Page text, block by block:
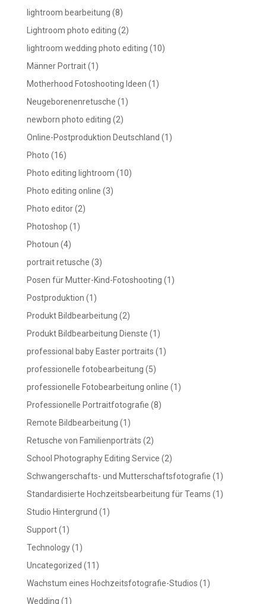
lightroom bearbeitung (8)
Lightroom photo editing (2)
lightroom wedding photo editing (10)
Männer Portrait(1)
Motherhood Fotoshooting Ideen (1)
Neugeborenenretusche (1)
newborn photo editing (2)
Online-Postproduktion Deutschland (1)
Photo (16)
Photo editing lightroom (10)
Photo editing online (3)
Photo editor(2)
Photoshop (1)
Photoun (4)
portrait retusche (3)
Posen für Mutter-Kind-Fotoshooting (1)
Postproduktion (1)
Produkt Bildbearbeitung (2)
Produkt Bildbearbeitung Dienste (1)
professional baby Easter portraits (1)
professionelle fotobearbeitung (5)
professionelle Fotobearbeitung online (1)
Professionelle Portraitfotografie (8)
Remote Bildbearbeitung (1)
Retusche von Familienporträts (2)
School Photography Editing Service (2)
Schwangerschafts- und Mutterschaftsfotografie (1)
Standardisierte Hochzeitsbearbeitung für Teams (1)
Studio Hintergrund (1)
Support(1)
Technology(1)
Uncategorized (11)
Wachstum eines Hochzeitsfotografie-Studios (1)
Wedding (1)